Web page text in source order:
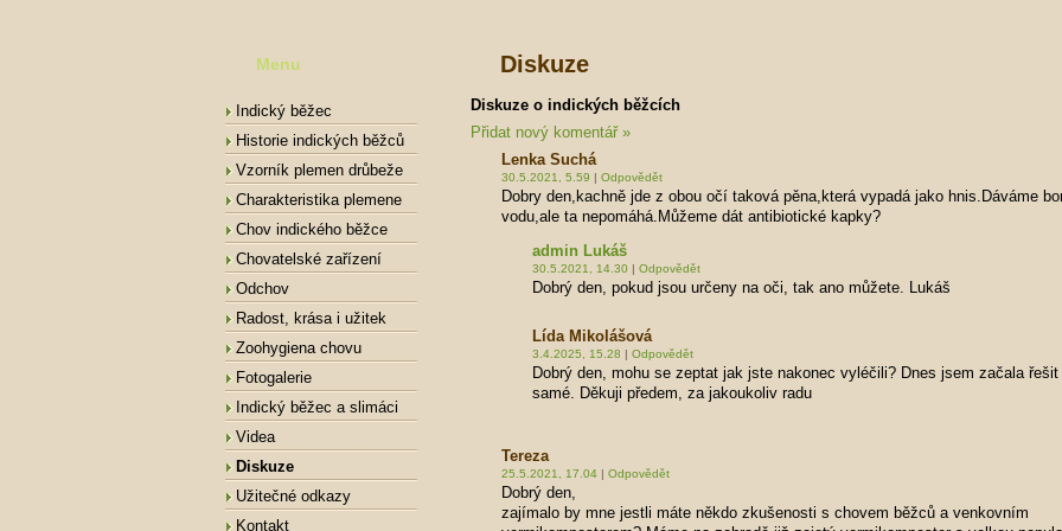
Menu
Indický běžec
Historie indických běžců
Vzorník plemen drůbeže
Charakteristika plemene
Chov indického běžce
Chovatelské zařízení
Odchov
Radost, krása i užitek
Zoohygiena chovu
Fotogalerie
Indický běžec a slimáci
Videa
Diskuze
Užitečné odkazy
Kontakt
Diskuze
Diskuze o indických běžcích
Přidat nový komentář »
Lenka Suchá
30.5.2021, 5.59 | Odpovědět
Dobry den,kachně jde z obou očí taková pěna,která vypadá jako hnis.Dáváme
vodu,ale ta nepomáhá.Můžeme dát antibiotické kapky?
admin Lukáš
30.5.2021, 14.30 | Odpovědět
Dobrý den, pokud jsou určeny na oči, tak ano můžete. Lukáš
Lída Mikolášová
3.4.2025, 15.28 | Odpovědět
Dobrý den, mohu se zeptat jak jste nakonec vyléčili? Dnes jsem začala řešit
samé. Děkuji předem, za jakoukoliv radu
Tereza
25.5.2021, 17.04 | Odpovědět
Dobrý den,
zajímalo by mne jestli máte někdo zkušenosti s chovem běžců a venkovním